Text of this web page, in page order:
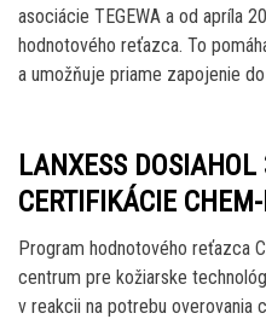
asociácie TEGEWA a od apríla
hodnotového reťazca. To
a umožňuje priame zapojenie
LANXESS
CERTIFIKÁCIE
Program hodnotového reťazca
centrum pre kožiarske
v reakcii na potrebu overovania